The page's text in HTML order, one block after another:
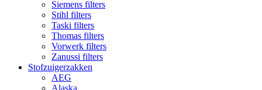
Siemens filters
Stihl filters
Taski filters
Thomas filters
Vorwerk filters
Zanussi filters
Stofzuigerzakken
AEG
Alaska